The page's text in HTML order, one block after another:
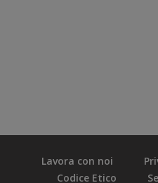
Lavora con noi
Codice Etico